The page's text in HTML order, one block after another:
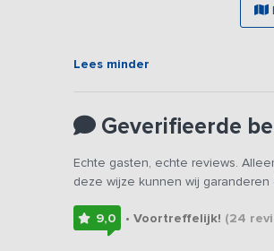
N.B. Dit gas(t)vrije vakantieadres
Lees minder
Geverifieerde
Echte gasten, echte reviews.
deze wijze kunnen wij
9,0 • Voortreffelijk! (24